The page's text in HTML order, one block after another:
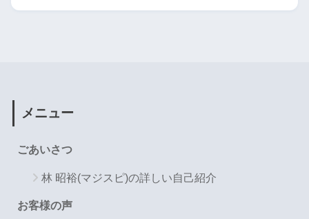
メニュー
ごあいさつ
林 昭裕(マジスピ)の詳しい自己紹介
お客様の声